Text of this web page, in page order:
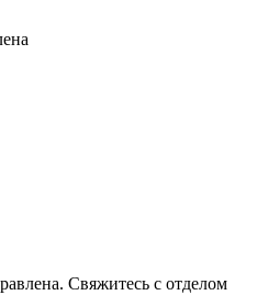
Свяжитесь с отделом